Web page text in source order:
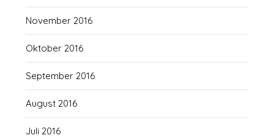
November 2016
Oktober 2016
September 2016
August 2016
Juli 2016